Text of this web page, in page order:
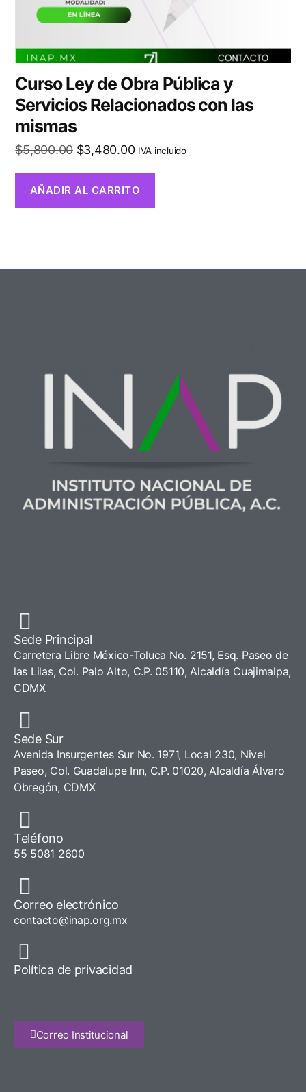
Curso Ley de Obra Pública y
Servicios Relacionados con las
mismas
$5,800.00 $3,480.00 IVA incluido
AÑADIR AL CARRITO
Sede Principal
Carretera Libre México-Toluca No. 2151, Esq. Paseo de
las Lilas, Col. Palo Alto, C.P. 05110, Alcaldía Cuajimalpa,
CDMX
Sede Sur
Avenida Insurgentes Sur No. 1971, Local 230, Nivel
Paseo, Col. Guadalupe Inn, C.P. 01020, Alcaldía Álvaro
Obregón, CDMX
Teléfono
55 5081 2600
Correo electrónico
contacto@inap.org.mx
Política de privacidad
Correo Institucional